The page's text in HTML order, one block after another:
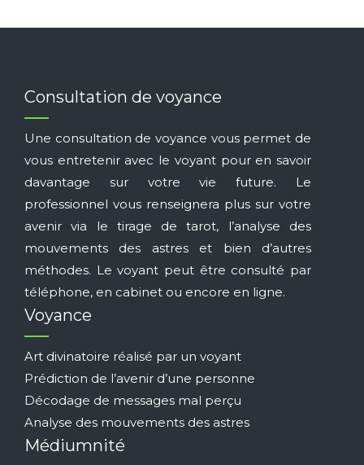
Consultation de voyance
Une consultation de voyance vous permet de
vous entretenir avec le voyant pour en savoir
davantage sur votre vie future. Le
professionnel vous renseignera plus sur votre
avenir via le tirage de tarot, l’analyse des
mouvements des astres et bien d’autres
méthodes. Le voyant peut être consulté par
téléphone, en cabinet ou encore en ligne.
Voyance
Art divinatoire réalisé par un voyant
Prédiction de l’avenir d’une personne
Décodage de messages mal perçu
Analyse des mouvements des astres
Médiumnité